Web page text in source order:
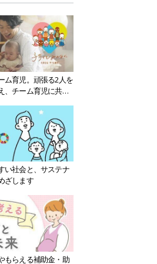
ム育児。頑張る2人を
、チーム育児に共感
い社会と、サステナ
ざします
もらえる補助金・助